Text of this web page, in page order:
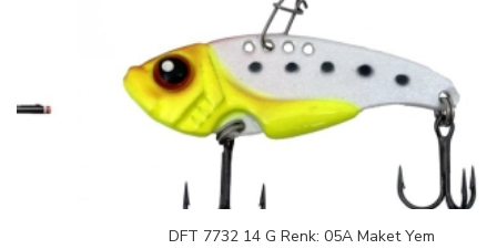
DFT 7732 14 G Renk: 05A Maket Yem